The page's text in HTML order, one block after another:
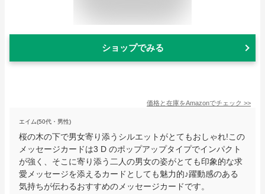
ショップでみる
価格と在庫をAmazonでチェック >>
エイム(50代・男性)
桜の木の下で男女寄り添うシルエットがとてもおしゃれ!この
メッセージカードは3 D のポップアップタイプでインパクト
が強く、そこに寄り添う二人の男女の姿がとても印象的な求
愛メッセージを添えるカードとしても魅力的♪躍動感のある
気持ちが伝わるおすすめのメッセージカードです。